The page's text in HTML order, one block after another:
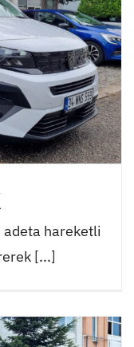
adeta hareketli
[...]